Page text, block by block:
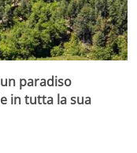
paradiso
in tutta la sua